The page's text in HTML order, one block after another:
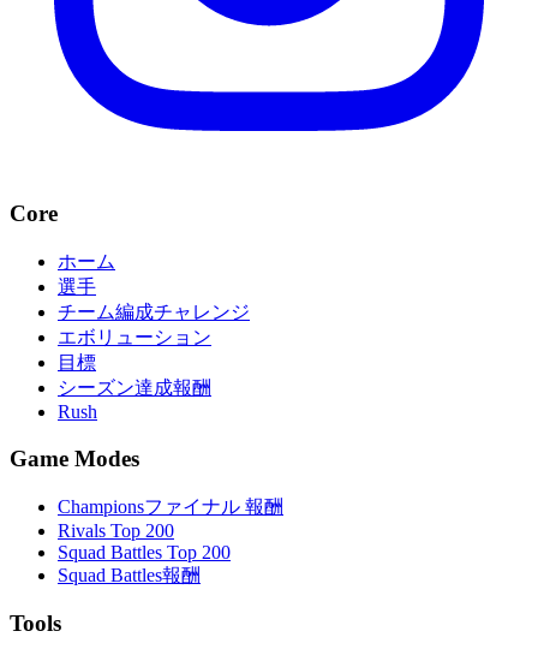
Core
ホーム
選手
チーム編成チャレンジ
エボリューション
目標
シーズン達成報酬
Rush
Game Modes
Championsファイナル 報酬
Rivals Top 200
Squad Battles Top 200
Squad Battles報酬
Tools